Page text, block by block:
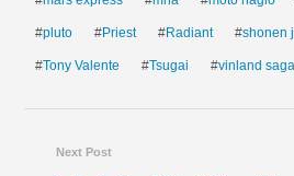
#pluto #Priest #Radiant #shonen
#Tony Valente #Tsugai #vinland saga
Next Post